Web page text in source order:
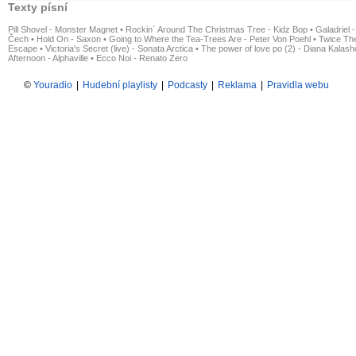
Texty písní
Pill Shovel - Monster Magnet • Rockin´ Around The Christmas Tree - Kidz Bop • Galadriel
Čech • Hold On - Saxon • Going to Where the Tea-Trees Are - Peter Von Poehl • Twice
Escape • Victoria's Secret (live) - Sonata Arctica • The power of love po (2) - Diana
Afternoon - Alphaville • Ecco Noi - Renato Zero
© Youradio Hudební playlisty Podcasty Reklama Pravidla webu